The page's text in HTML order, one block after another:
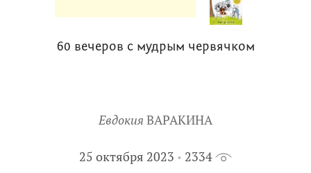
60 вечеров с мудрым червячком
Евдокия ВАРАКИНА
25 октября 2023 2334